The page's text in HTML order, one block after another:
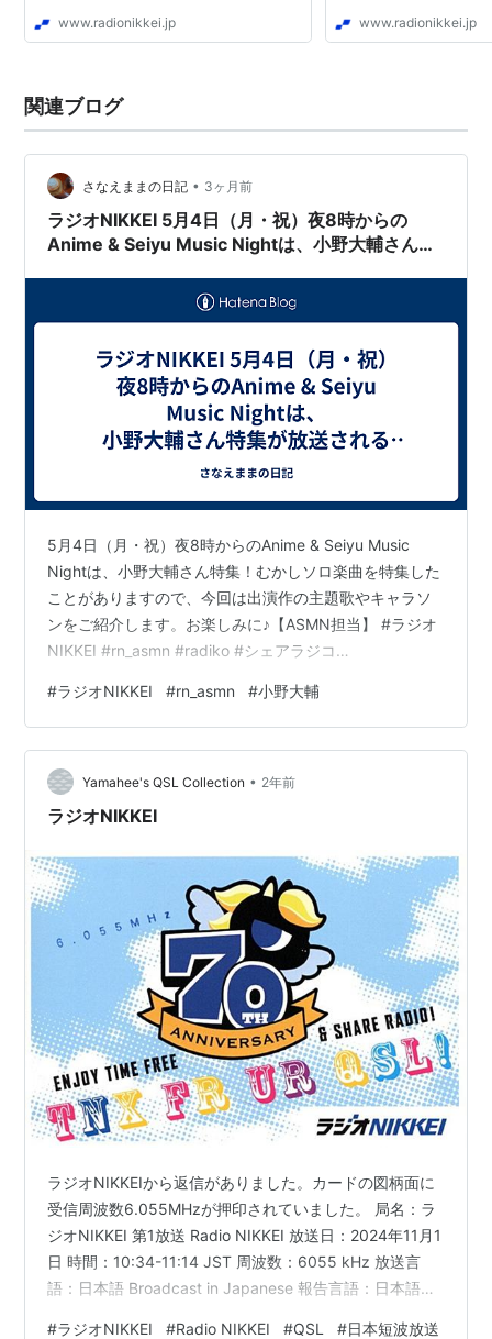
www.radionikkei.jp www.radionikkei.jp
関連ブログ
さなえままの日記 • 3ヶ月前
ラジオNIKKEI 5月4日（月・祝）夜8時からの
Anime & Seiyu Music Nightは、小野大輔さん特
5月4日（月・祝）夜8時からのAnime & Seiyu Music
Nightは、小野大輔さん特集！むかしソロ楽曲を特集した
ことがありますので、今回は出演作の主題歌やキャラソ
ンをご紹介します。お楽しみに♪【ASMN担当】 #ラジオ
NIKKEI #rn_asmn #radiko #シェアラジコ
(@rnmusicnight) 2026年5月1日
#ラジオNIKKEI #rn_asmn #小野大輔
Yamahee's QSL Collection • 2年前
ラジオNIKKEI
ラジオNIKKEIから返信がありました。カードの図柄面に
受信周波数6.055MHzが押印されていました。 局名：ラ
ジオNIKKEI 第1放送 Radio NIKKEI 放送日：2024年11月1
日 時間：10:34-11:14 JST 周波数：6055 kHz 放送言
語：日本語 Broadcast in Japanese 報告言語：日本語
#ラジオNIKKEI #Radio NIKKEI #QSL #日本短波放送